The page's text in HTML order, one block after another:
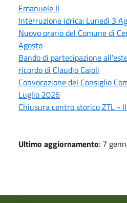
Emanuele II
Interruzione idrica: Lunedì 3
Nuovo orario del Comune di
Agosto
Bando di partecipazione
ricordo di Claudio Caioli
Convocazione del Consiglio
Luglio 2026
Chiusura centro storico ZTL -
Ultimo aggiornamento: 7